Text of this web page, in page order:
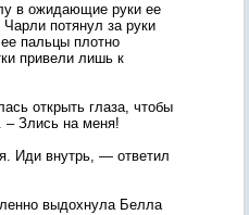
в ожидающие руки ее
потянул за руки
пальцы плотно
привели лишь к
открыть глаза, чтобы
– Злись на меня!
Иди внутрь, — ответил
выдохнула Белла